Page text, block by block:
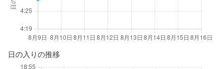
日の入りの推移